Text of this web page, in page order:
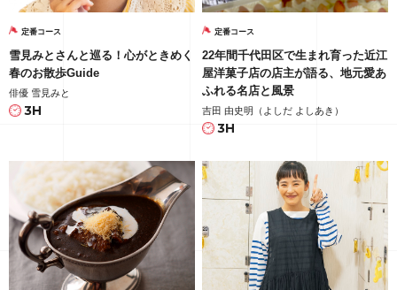
定番コース
雪見みとさんと巡る！心がときめく
春のお散歩Guide
俳優 雪見みと
3H
定番コース
22年間千代田区で生まれ育った近江
屋洋菓子店の店主が語る、地元愛あ
ふれる名店と風景
吉田 由史明（よしだ よしあき）
3H